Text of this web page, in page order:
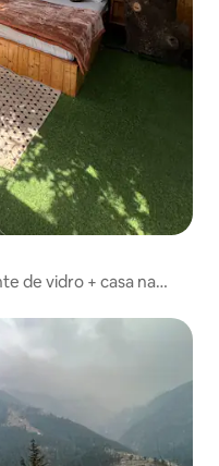
de vidro + casa na